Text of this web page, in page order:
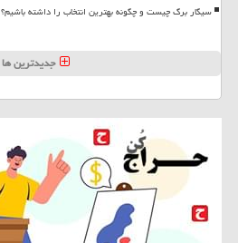
سیگار برگ چیست و چگونه بهترین انتخاب را داشته باشیم؟
جدیدترین ها